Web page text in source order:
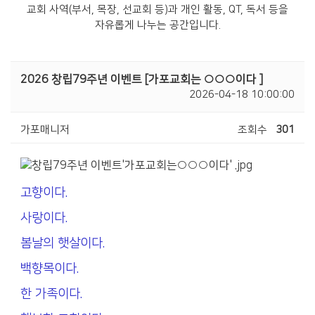
교회 사역(부서, 목장, 선교회 등)과 개인 활동, QT, 독서 등을
자유롭게 나누는 공간입니다.
2026 창립79주년 이벤트 [가포교회는 ○○○이다 ]
2026-04-18 10:00:00
가포매니저 조회수 301
고향이다.
사랑이다.
봄날의 햇살이다.
백향목이다.
한 가족이다.